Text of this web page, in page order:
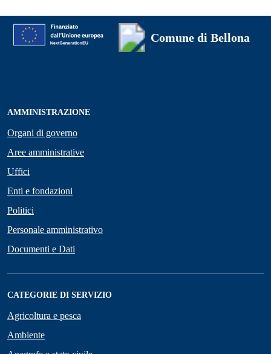
Comune di Bellona
AMMINISTRAZIONE
Organi di governo
Aree amministrative
Uffici
Enti e fondazioni
Politici
Personale amministrativo
Documenti e Dati
CATEGORIE DI SERVIZIO
Agricoltura e pesca
Ambiente